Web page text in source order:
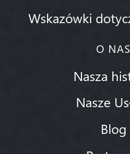
Wskazówki
O NAS
Nasza
Nasze
Blog